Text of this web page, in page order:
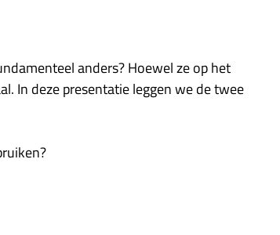
anders? Hoewel ze op het
In deze presentatie leggen we de twee